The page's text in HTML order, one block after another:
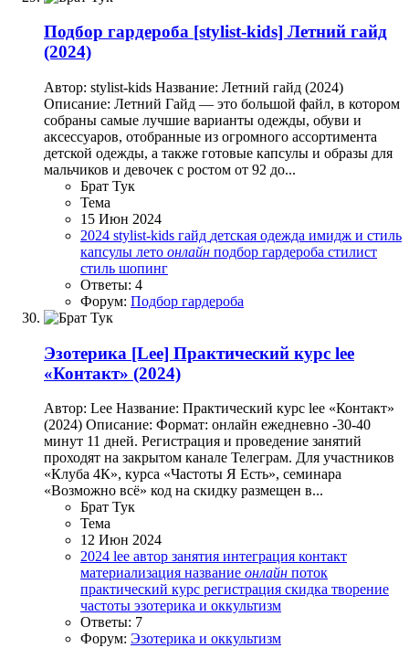
Подбор гардероба [stylist-kids] Летний гайд
(2024)
Автор: stylist-kids Название: Летний гайд (2024)
Описание: Летний Гайд — это большой файл, в котором
собраны самые лучшие варианты одежды, обуви и
аксессуаров, отобранные из огромного ассортимента
детской одежды, а также готовые капсулы и образы для
мальчиков и девочек с ростом от 92 до...
Брат Тук
Тема
15 Июн 2024
2024 stylist-kids гайд детская одежда имидж и стиль
капсулы лето онлайн подбор гардероба стилист
стиль шопинг
Ответы: 4
Форум: Подбор гардероба
Эзотерика [Lee] Практический курс lee
«Контакт» (2024)
Автор: Lee Название: Практический курс lee «Контакт»
(2024) Описание: Формат: онлайн ежедневно -30-40
минут 11 дней. Регистрация и проведение занятий
проходят на закрытом канале Телеграм. Для участников
«Клуба 4К», курса «Частоты Я Есть», семинара
«Возможно всё» код на скидку размещен в...
Брат Тук
Тема
12 Июн 2024
2024 lee автор занятия интеграция контакт
материализация название онлайн поток
практический курс регистрация скидка творение
частоты эзотерика и оккультизм
Ответы: 7
Форум: Эзотерика и оккультизм